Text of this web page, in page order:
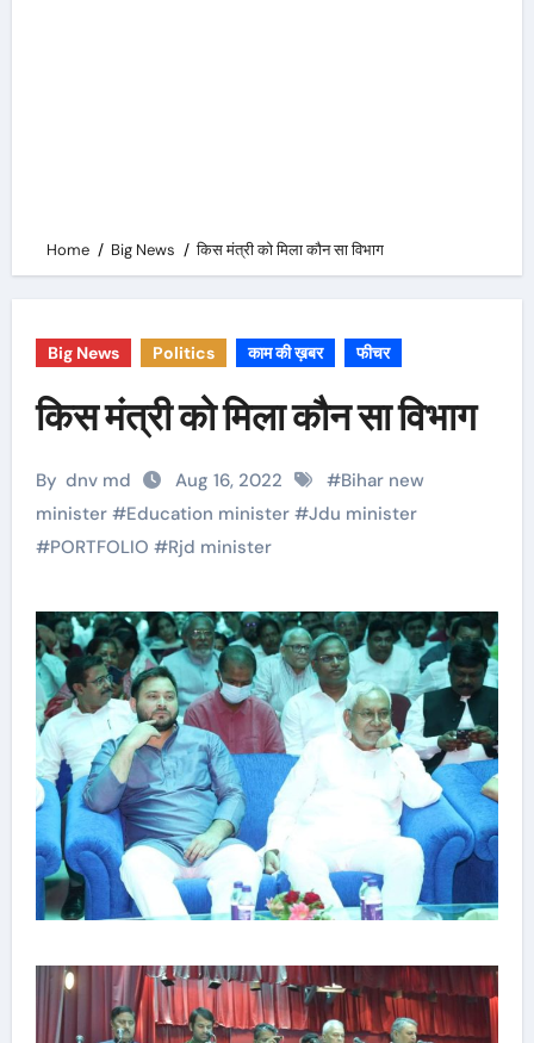
Home Big News किस मंत्री को मिला कौन सा विभाग
Big News Politics काम की ख़बर फीचर
किस मंत्री को मिला कौन सा विभाग
By dnv md Aug 16, 2022 #Bihar new
minister#Education minister#Jdu minister
#PORTFOLIO #Rjd minister